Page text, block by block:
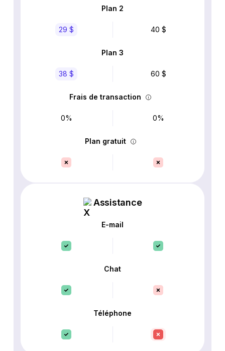
Plan 2
29 $ 40 $
Plan 3
38 $ 60 $
Frais de transaction
0% 0%
Plan gratuit
Assistance
E-mail
Chat
Téléphone